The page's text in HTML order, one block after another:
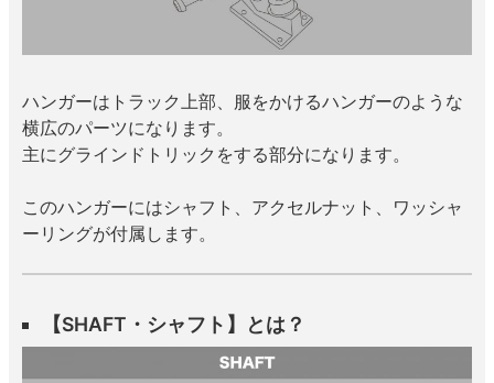
ハンガーはトラック上部、服をかけるハンガーのような
横広のパーツになります。
主にグラインドトリックをする部分になります。
このハンガーにはシャフト、アクセルナット、ワッシャ
ーリングが付属します。
【SHAFT・シャフト】とは？